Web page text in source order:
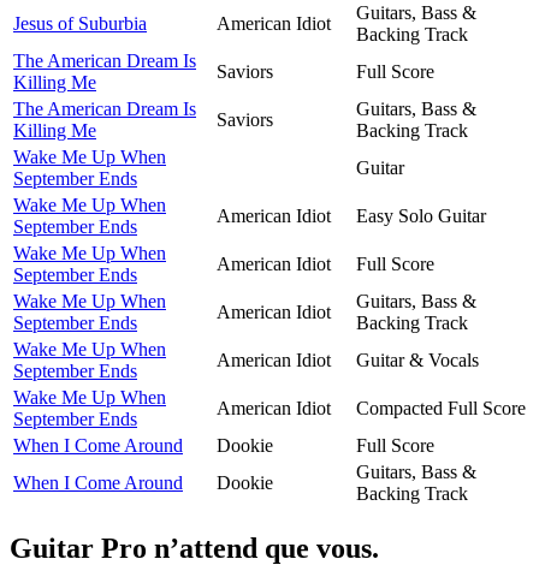
Jesus of Suburbia
American Idiot
Guitars, Bass &
Backing Track
The American Dream Is
Killing Me
Saviors
Full Score
The American Dream Is
Killing Me
Saviors
Guitars, Bass &
Backing Track
Wake Me Up When
September Ends
Guitar
Wake Me Up When
September Ends
American Idiot
Easy Solo Guitar
Wake Me Up When
September Ends
American Idiot
Full Score
Wake Me Up When
September Ends
American Idiot
Guitars, Bass &
Backing Track
Wake Me Up When
September Ends
American Idiot
Guitar & Vocals
Wake Me Up When
September Ends
American Idiot
Compacted Full Score
When I Come Around
Dookie
Full Score
When I Come Around
Dookie
Guitars, Bass &
Backing Track
Guitar Pro n’attend que vous.